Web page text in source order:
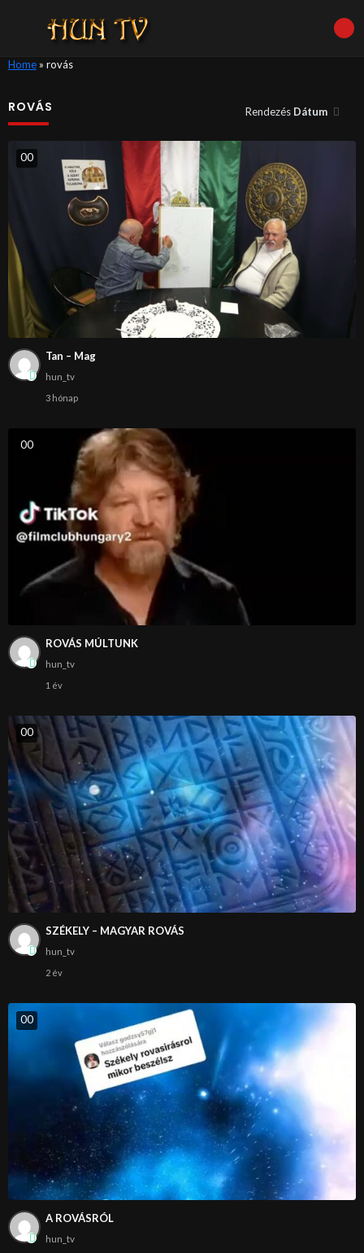
Home» rovás
ROVÁS Rendezés Dátum
00
Tan – Mag
hun_tv
3 hónap
00
ROVÁS MÚLTUNK
hun_tv
1 év
00
SZÉKELY – MAGYAR ROVÁS
hun_tv
2 év
00
A ROVÁSRÓL
hun_tv